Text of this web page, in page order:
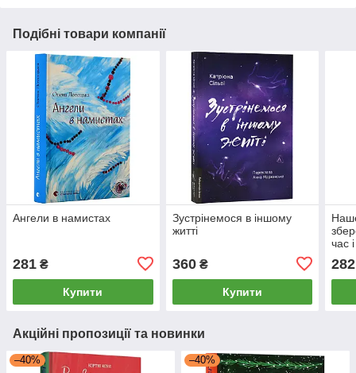
Подібні товари компанії
Ангели в намистах
281 ₴
Купити
Зустрінемося в іншому
житті
360₴
Купити
час
282
Акційні пропозиції та новинки
–40% –40%